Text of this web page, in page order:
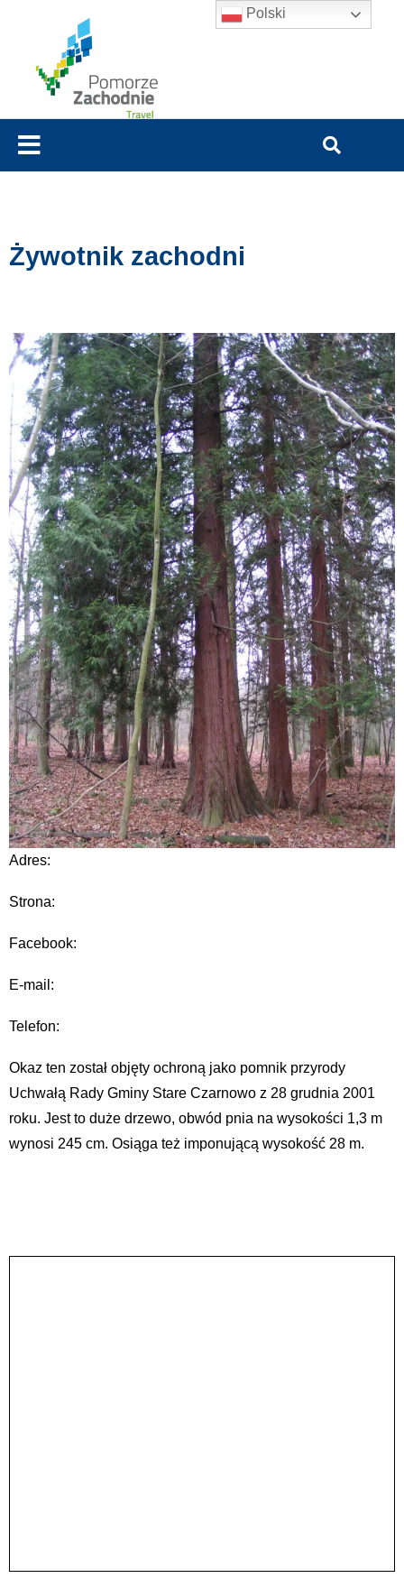
Żywotnik zachodni
Adres:
Strona:
Facebook:
E-mail:
Telefon:
Okaz ten został objęty ochroną jako pomnik przyrody
Uchwałą Rady Gminy Stare Czarnowo z 28 grudnia 2001
roku. Jest to duże drzewo, obwód pnia na wysokości 1,3 m
wynosi 245 cm. Osiąga też imponującą wysokość 28 m.
Polski